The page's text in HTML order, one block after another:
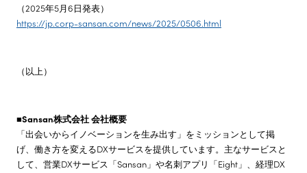
（2025年5月6日発表）
https://jp.corp-sansan.com/news/2025/0506.html
（以上）
■Sansan株式会社 会社概要
「出会いからイノベーションを生み出す」をミッションとして掲
げ、働き方を変えるDXサービスを提供しています。主なサービスと
して、営業DXサービス「Sansan」や名刺アプリ「Eight」、経理DX